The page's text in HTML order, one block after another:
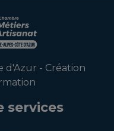
d'Azur - Création
services